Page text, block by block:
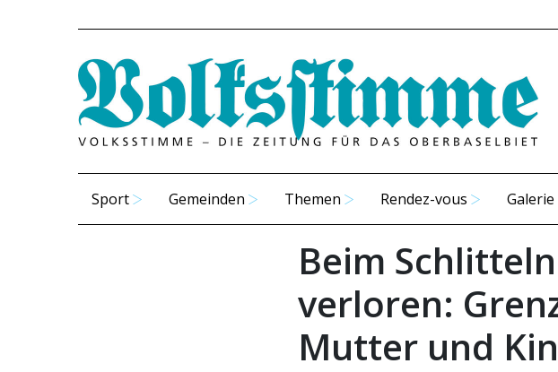
Sport Gemeinden Themen Rendez-vous Galerie
Beim
verloren:
Mutter und